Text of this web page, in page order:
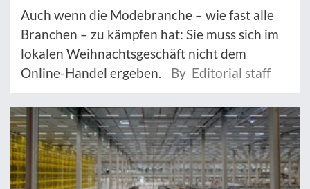
Auch wenn die Modebranche – wie fast alle
Branchen – zu kämpfen hat: Sie muss sich im
lokalen Weihnachtsgeschäft nicht dem
Online-Handel ergeben.
By Editorial staff